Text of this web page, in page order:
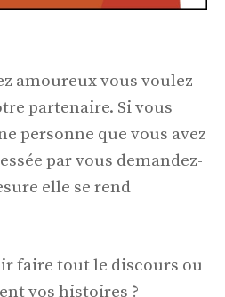
amoureux vous voulez
partenaire. Si vous
personne que vous avez
par vous demandez-
elle se rend
faire tout le discours ou
vos histoires ?